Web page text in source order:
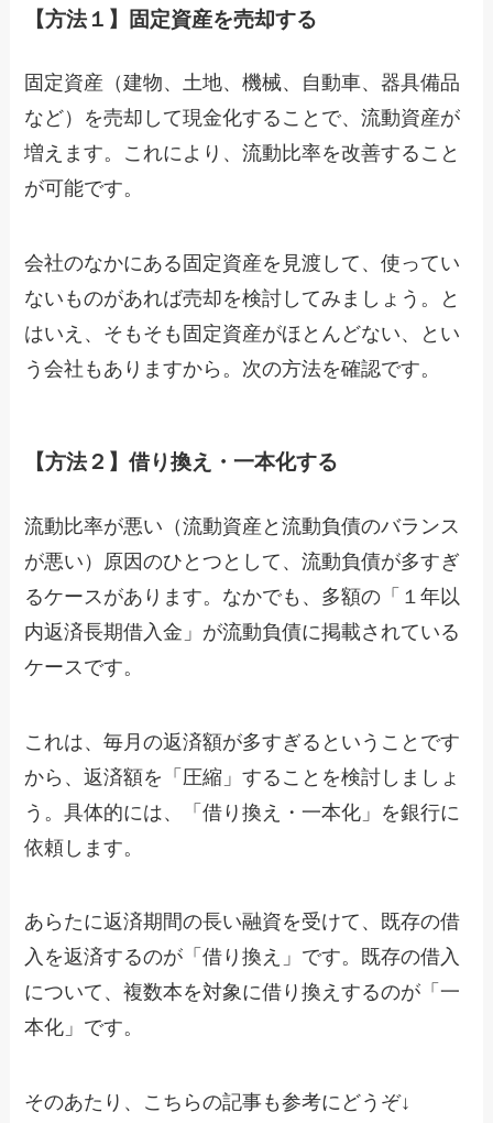
【方法１】固定資産を売却する
固定資産（建物、土地、機械、自動車、器具備品
など）を売却して現金化することで、流動資産が
増えます。これにより、流動比率を改善すること
が可能です。
会社のなかにある固定資産を見渡して、使ってい
ないものがあれば売却を検討してみましょう。と
はいえ、そもそも固定資産がほとんどない、とい
う会社もありますから。次の方法を確認です。
【方法２】借り換え・一本化する
流動比率が悪い（流動資産と流動負債のバランス
が悪い）原因のひとつとして、流動負債が多すぎ
るケースがあります。なかでも、多額の「１年以
内返済長期借入金」が流動負債に掲載されている
ケースです。
これは、毎月の返済額が多すぎるということです
から、返済額を「圧縮」することを検討しましょ
う。具体的には、「借り換え・一本化」を銀行に
依頼します。
あらたに返済期間の長い融資を受けて、既存の借
入を返済するのが「借り換え」です。既存の借入
について、複数本を対象に借り換えするのが「一
本化」です。
そのあたり、こちらの記事も参考にどうぞ↓